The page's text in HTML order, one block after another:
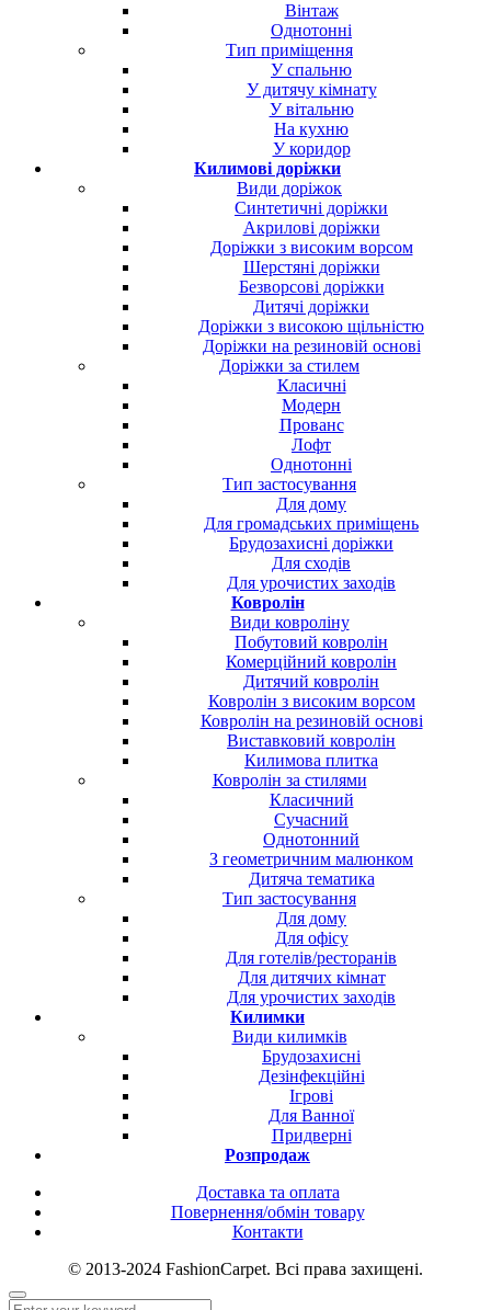
Вінтаж
Однотонні
Тип приміщення
У спальню
У дитячу кімнату
У вітальню
На кухню
У коридор
Килимові доріжки
Види доріжок
Синтетичні доріжки
Акрилові доріжки
Доріжки з високим ворсом
Шерстяні доріжки
Безворсові доріжки
Дитячі доріжки
Доріжки з високою щільністю
Доріжки на резиновій основі
Доріжки за стилем
Класичні
Модерн
Прованс
Лофт
Однотонні
Тип застосування
Для дому
Для громадських приміщень
Брудозахисні доріжки
Для сходів
Для урочистих заходів
Ковролін
Види ковроліну
Побутовий ковролін
Комерційний ковролін
Дитячий ковролін
Ковролін з високим ворсом
Ковролін на резиновій основі
Виставковий ковролін
Килимова плитка
Ковролін за стилями
Класичний
Сучасний
Однотонний
З геометричним малюнком
Дитяча тематика
Тип застосування
Для дому
Для офісу
Для готелів/ресторанів
Для дитячих кімнат
Для урочистих заходів
Килимки
Види килимків
Брудозахисні
Дезінфекційні
Ігрові
Для Ванної
Придверні
Розпродаж
Доставка та оплата
Повернення/обмін товару
Контакти
© 2013-2024 FashionCarpet. Всі права захищені.